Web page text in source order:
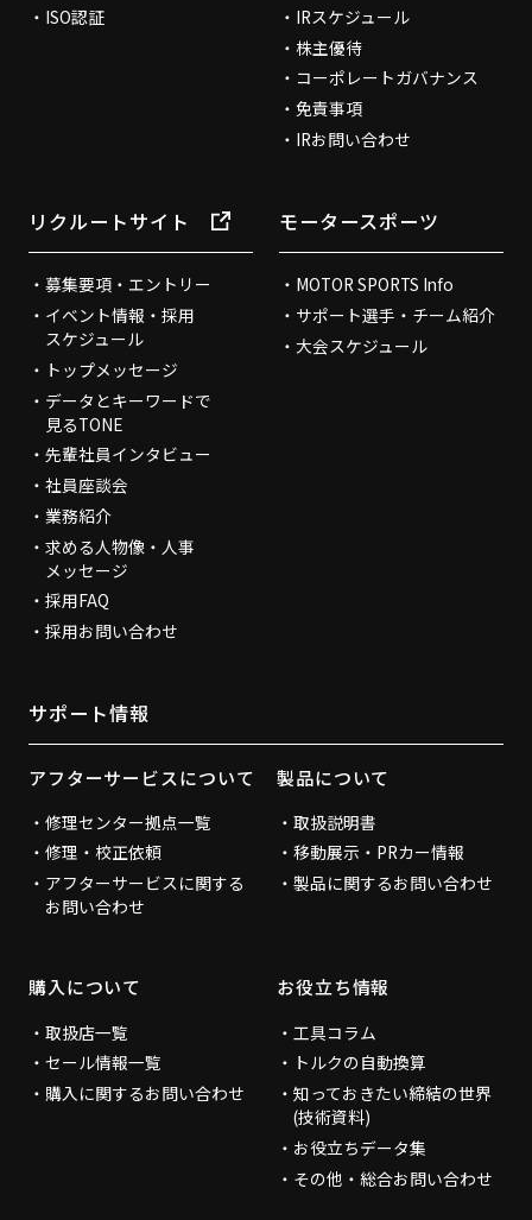
ISO認証
IRスケジュール
株主優待
コーポレートガバナンス
免責事項
IRお問い合わせ
リクルートサイト
募集要項・エントリー
イベント情報・採用
スケジュール
トップメッセージ
データとキーワードで
見るTONE
先輩社員インタビュー
社員座談会
業務紹介
求める人物像・人事
メッセージ
採用FAQ
採用お問い合わせ
モータースポーツ
MOTOR SPORTS Info
サポート選手・チーム紹介
大会スケジュール
サポート情報
アフターサービスについて
修理センター拠点一覧
修理・校正依頼
アフターサービスに関する
お問い合わせ
製品について
取扱説明書
移動展示・PRカー情報
製品に関するお問い合わせ
購入について
取扱店一覧
セール情報一覧
購入に関するお問い合わせ
お役立ち情報
工具コラム
トルクの自動換算
知っておきたい締結の世界
(技術資料)
お役立ちデータ集
その他・総合お問い合わせ